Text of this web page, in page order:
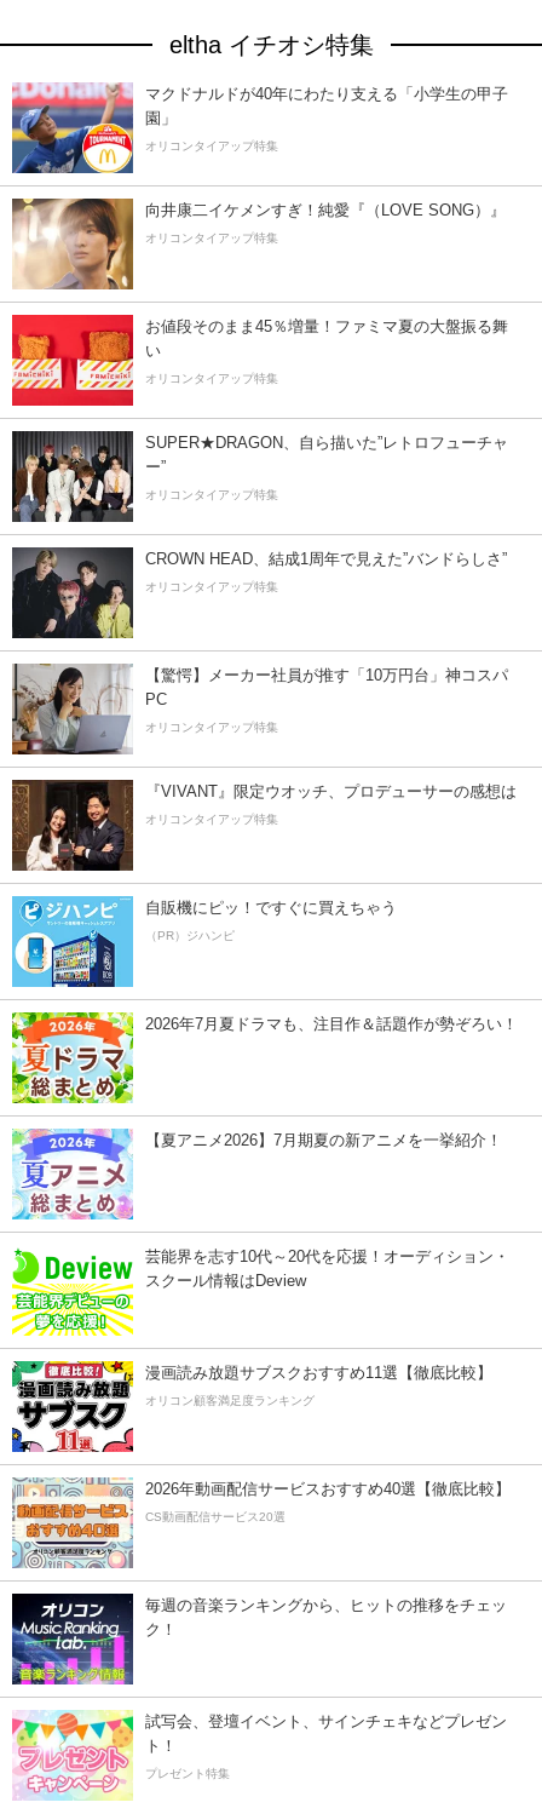
eltha イチオシ特集
マクドナルドが40年にわたり支える「小学生の甲子
園」
オリコンタイアップ特集
向井康二イケメンすぎ！純愛『（LOVE SONG）』
オリコンタイアップ特集
お値段そのまま45％増量！ファミマ夏の大盤振る舞
い
オリコンタイアップ特集
SUPER★DRAGON、自ら描いた”レトロフューチャ
ー”
オリコンタイアップ特集
CROWN HEAD、結成1周年で見えた”バンドらしさ”
オリコンタイアップ特集
【驚愕】メーカー社員が推す「10万円台」神コスパ
PC
オリコンタイアップ特集
『VIVANT』限定ウオッチ、プロデューサーの感想は
オリコンタイアップ特集
自販機にピッ！ですぐに買えちゃう
（PR）ジハンピ
2026年7月夏ドラマも、注目作＆話題作が勢ぞろい！
【夏アニメ2026】7月期夏の新アニメを一挙紹介！
芸能界を志す10代～20代を応援！オーディション・
スクール情報はDeview
漫画読み放題サブスクおすすめ11選【徹底比較】
オリコン顧客満足度ランキング
2026年動画配信サービスおすすめ40選【徹底比較】
CS動画配信サービス20選
毎週の音楽ランキングから、ヒットの推移をチェッ
ク！
試写会、登壇イベント、サインチェキなどプレゼン
ト！
プレゼント特集